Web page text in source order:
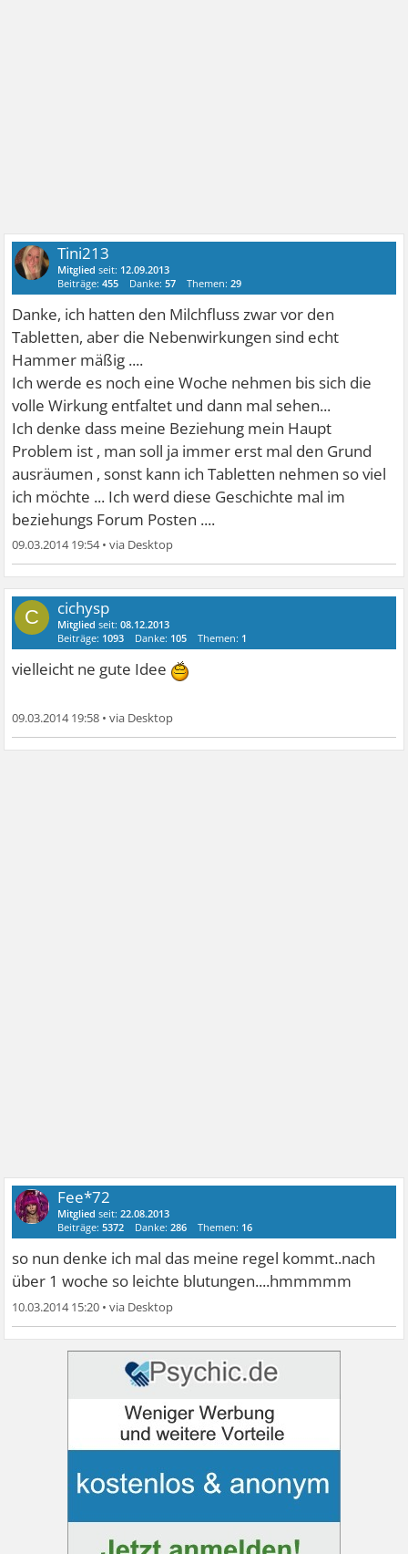
Tini213
Mitglied seit: 12.09.2013
Beiträge:455 Danke:57 Themen:29
Danke, ich hatten den Milchfluss zwar vor den
Tabletten, aber die Nebenwirkungen sind echt
Hammer mäßig ....
Ich werde es noch eine Woche nehmen bis sich die
volle Wirkung entfaltet und dann mal sehen...
Ich denke dass meine Beziehung mein Haupt
Problem ist , man soll ja immer erst mal den Grund
ausräumen , sonst kann ich Tabletten nehmen so viel
ich möchte ... Ich werd diese Geschichte mal im
beziehungs Forum Posten ....
09.03.2014 19:54•
C cichysp
Mitglied seit:08.12.2013
Beiträge: 1093 Danke: 105 Themen: 1
vielleicht ne gute Idee
09.03.2014 19:58 •
Fee*72
Mitglied seit:22.08.2013
Beiträge:5372 Danke:286 Themen: 16
so nun denke ich mal das meine regel kommt..nach
über 1 woche so leichte blutungen....hmmmmm
10.03.2014 15:20 •